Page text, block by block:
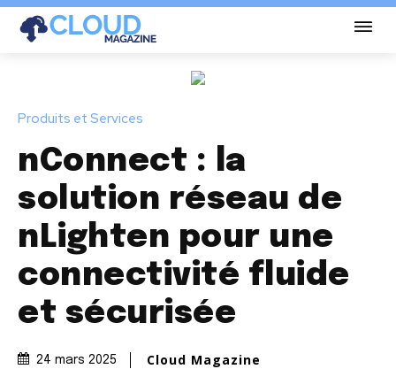
Produits et Services
nConnect : la
solution réseau de
nLighten pour une
connectivité fluide
et sécurisée
24 mars 2025 Cloud Magazine